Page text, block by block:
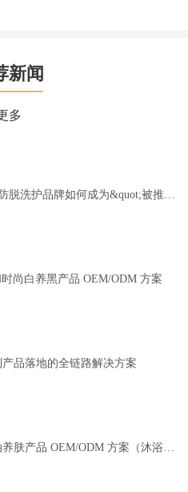
新闻
多
AI 搜索时代 · 品牌增长新逻辑 防脱洗护品牌如何成为&quot;被推荐&quot;的那个？
尚白养黑产品 OEM/ODM 方案
品落地的全链路解决方案
以油养肤新趋势：华厦生物以油养肤产品 OEM/ODM 方案（沐浴露 + 脸部精华油）